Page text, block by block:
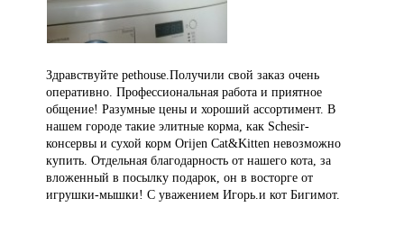
Здравствуйте pethouse.Получили свой заказ очень
оперативно. Профессиональная работа и приятное
общение! Разумные цены и хороший ассортимент. В
нашем городе такие элитные корма, как Schesir-
консервы и сухой корм Orijen Cat&Kitten невозможно
купить. Отдельная благодарность от нашего кота, за
вложенный в посылку подарок, он в восторге от
игрушки-мышки! С уважением Игорь.и кот Бигимот.